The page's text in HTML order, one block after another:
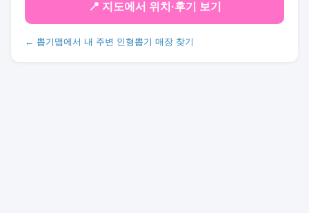
📍 지도에서 위치·후기 보기
← 뽑기맵에서 내 주변 인형뽑기 매장 찾기